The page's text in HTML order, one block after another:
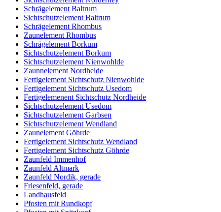
Schrägelement Baltrum
Sichtschutzelement Baltrum
Schrägelement Rhombus
Zaunelement Rhombus
Schrägelement Borkum
Sichtschutzelement Borkum
Sichtschutzelement Nienwohlde
Zaunnelement Nordheide
Fertigelement Sichtschutz Nienwohlde
Fertigelement Sichtschutz Usedom
Fertigelemenent Sichtschutz Nordheide
Sichtschutzelement Usedom
Sichtschutzelement Garbsen
Sichtschutzelement Wendland
Zaunelement Göhrde
Fertigelement Sichtschutz Wendland
Fertigelement Sichtschutz Göhrde
Zaunfeld Immenhof
Zaunfeld Altmark
Zaunfeld Nordik, gerade
Friesenfeld, gerade
Landhausfeld
Pfosten mit Rundkopf